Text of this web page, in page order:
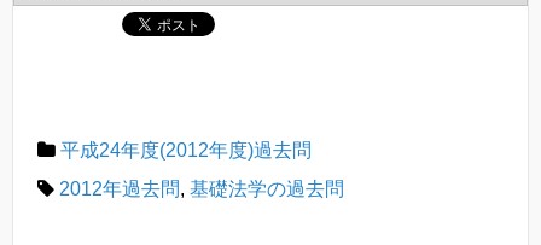
平成24年度(2012年度)過去問
2012年過去問, 基礎法学の過去問